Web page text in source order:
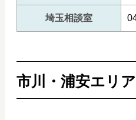
埼玉相談室
市川・浦安エリ